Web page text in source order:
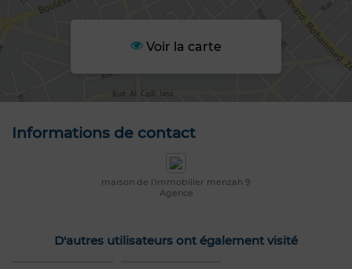
Voir la carte
Informations de contact
maison de l'immobilier menzah 9
Agence
D'autres utilisateurs ont également visité